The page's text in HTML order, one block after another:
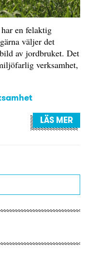
en felaktig
väljer det
av jordbruket. Det
verksamhet,
LÄS MER